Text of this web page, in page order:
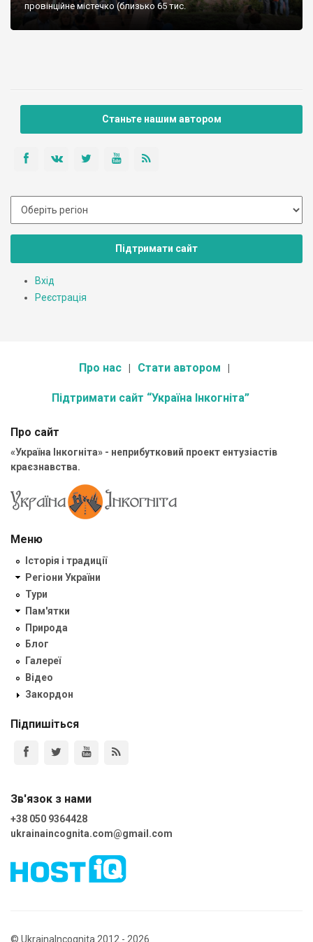
провінційне містечко (близько 65 тис.
Станьте нашим автором
Підтримати сайт
Вхід
Реєстрація
Про нас Стати автором
Підтримати сайт “Україна Інкогніта”
Про сайт
«Україна Інкогніта» - неприбутковий проект ентузіастів
краєзнавства.
Меню
Історія і традиції
Регіони України
Тури
Пам'ятки
Природа
Блог
Галереї
Відео
Закордон
Підпишіться
Зв'язок з нами
+38 050 9364428
ukrainaincognita.com@gmail.com
© UkrainaIncognita 2012 - 2026